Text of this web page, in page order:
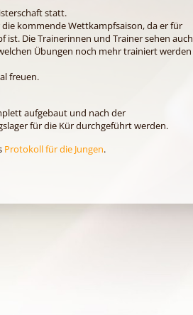
statt.
kommende Wettkampfsaison, da er für
Die Trainerinnen und Trainer sehen auch
Übungen noch mehr trainiert werden
freuen.
aufgebaut und nach der
für die Kür durchgeführt werden.
Protokoll für die Jungen.